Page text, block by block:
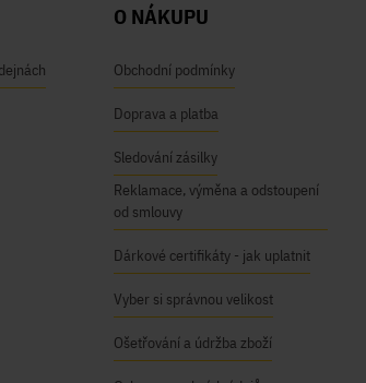
O NÁKUPU
Obchodní podmínky
Doprava a platba
Sledování zásilky
Reklamace, výměna a odstoupení
od smlouvy
Dárkové certifikáty - jak uplatnit
Vyber si správnou velikost
Ošetřování a údržba zboží